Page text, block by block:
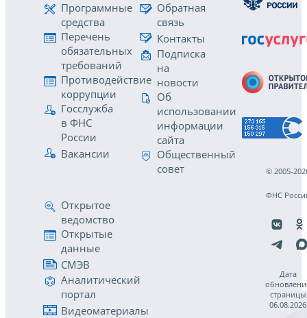
Программные
средства
Перечень
обязательных
требований
Противодействие
коррупции
Госслужба
в ФНС
России
Вакансии
Обратная
связь
Контакты
Подписка
на
новости
Об
использовании
информации
сайта
Общественный
совет
Открытое
ведомство
Открытые
данные
СМЭВ
Аналитический
портал
Видеоматериалы
© 2005-
ФНС
Дата
страницы
06.08.2026